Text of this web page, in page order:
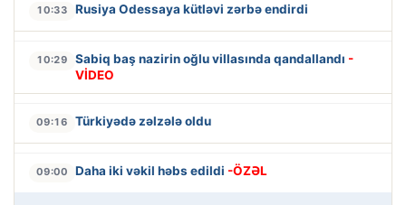
10:33 Rusiya Odessaya kütləvi zərbə endirdi
10:29 Sabiq baş nazirin oğlu villasında qandallandı -
VİDEO
09:16 Türkiyədə zəlzələ oldu
09:00 Daha iki vəkil həbs edildi -ÖZƏL